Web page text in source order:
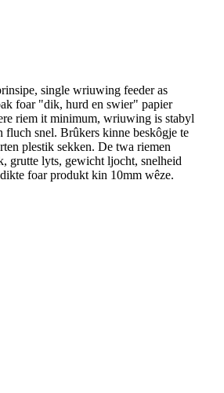
single wriuwing feeder as
foar "dik, hurd en swier" papier
riem it minimum, wriuwing is stabyl
fluch snel. Brûkers kinne beskôgje te
plestik sekken. De twa riemen
grutte lyts, gewicht ljocht, snelheid
foar produkt kin 10mm wêze.